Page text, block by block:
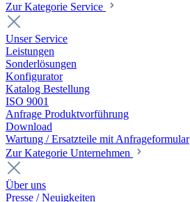
Zur Kategorie Service
Unser Service
Leistungen
Sonderlösungen
Konfigurator
Katalog Bestellung
ISO 9001
Anfrage Produktvorführung
Download
Wartung / Ersatzteile mit Anfrageformular
Zur Kategorie Unternehmen
Über uns
Presse / Neuigkeiten